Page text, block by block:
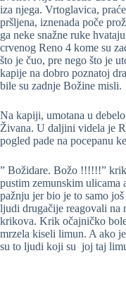
iza njega. Vrtoglavica,
pršljena, iznenada poče
ga neke snažne ruke
crvenog Reno 4 kome su
što je čuo, pre nego što je
kapije na dobro poznatoj
bile su zadnje Božine misli.
Na kapiji, umotana u
Živana. U daljini videla je
pogled pade na pocepanu
” Božidare. Božo !!!!!!”
pustim zemunskim ulicama
pažnju jer bio je to samo
ljudi drugačije reagovali na
krikova. Krik očajničko
mrzela kiseli limun. A ako
su to ljudi koji su joj taj